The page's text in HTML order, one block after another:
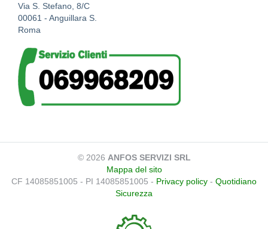
Via S. Stefano, 8/C
00061 - Anguillara S.
Roma
© 2026 ANFOS SERVIZI SRL
Mappa del sito
CF 14085851005 - PI 14085851005 - Privacy policy - Quotidiano
Sicurezza